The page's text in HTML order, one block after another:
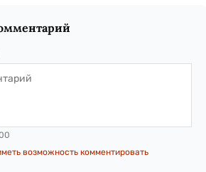
возможность комментировать